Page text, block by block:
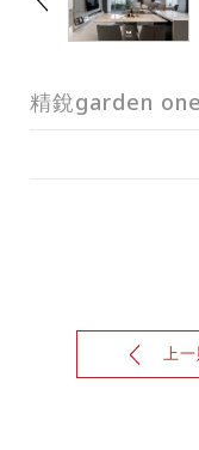
精銳garden
上